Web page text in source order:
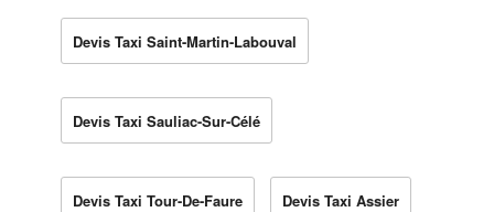
Devis Taxi Saint-Martin-Labouval
Devis Taxi Sauliac-Sur-Célé
Devis Taxi Tour-De-Faure Devis Taxi Assier